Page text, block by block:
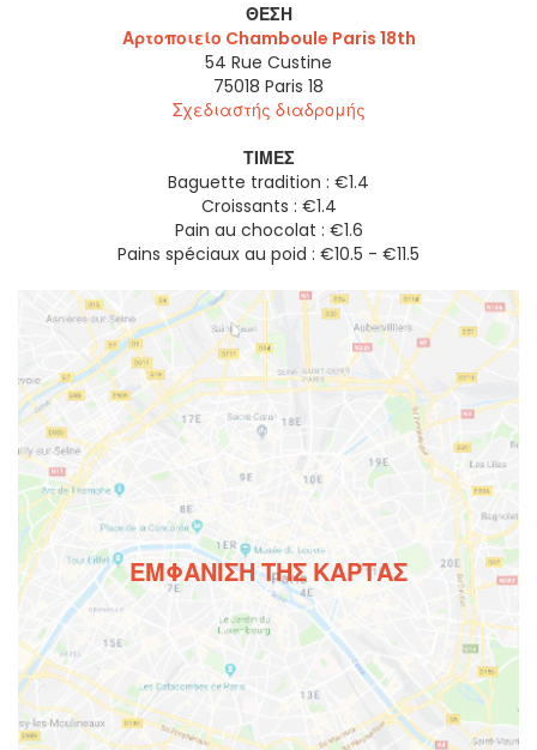
ΘΈΣΗ
Αρτοποιείο Chamboule Paris 18th
54 Rue Custine
75018 Paris 18
Σχεδιαστής διαδρομής
ΤΙΜΈΣ
Baguette tradition : €1.4
Croissants : €1.4
Pain au chocolat : €1.6
Pains spéciaux au poid : €10.5 - €11.5
ΕΜΦΆΝΙΣΗ ΤΗΣ ΚΆΡΤΑΣ